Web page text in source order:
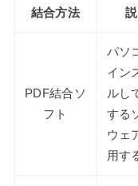
結合方法
PDF結合ソ
フト
パソ
イン
ルし
する
ウェ
用す